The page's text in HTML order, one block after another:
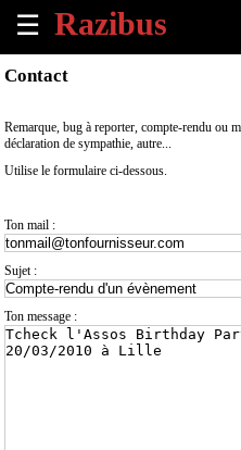
☰
×
les
venir
Annoncer
évènement
Contact
Remarque, bug à reporter, compte-rendu ou
déclaration de sympathie, autre...
Utilise le formulaire ci-dessous.
Ton mail :
Sujet :
Ton message :